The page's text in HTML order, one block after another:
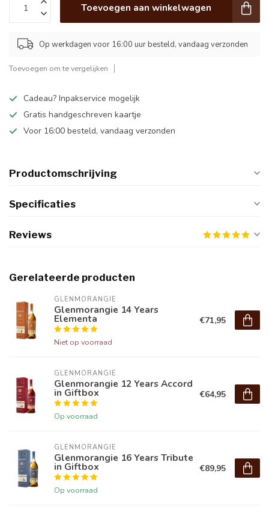
Toevoegen aan winkelwagen
Op werkdagen voor 16:00 uur besteld, vandaag verzonden
Toevoegen om te vergelijken
Cadeau? Inpakservice mogelijk
Gratis handgeschreven kaartje
Voor 16:00 besteld, vandaag verzonden
Productomschrijving
Specificaties
Reviews
Gerelateerde producten
GLENMORANGIE
Glenmorangie 14 Years
Elementa
Niet op voorraad
€71,95
GLENMORANGIE
Glenmorangie 12 Years Accord
in Giftbox
Op voorraad
€64,95
GLENMORANGIE
Glenmorangie 16 Years Tribute
in Giftbox
Op voorraad
€89,95